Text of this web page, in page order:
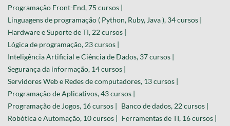
Programação Front-End, 75 cursos |
Linguagens de programação ( Python, Ruby, Java ), 34 cursos |
Hardware e Suporte de TI, 22 cursos |
Lógica de programação, 23 cursos |
Inteligência Artificial e Ciência de Dados, 37 cursos |
Segurança da informação, 14 cursos |
Servidores Web e Redes de computadores, 13 cursos |
Programação de Aplicativos, 43 cursos |
Programação de Jogos, 16 cursos | Banco de dados, 22 cursos |
Robótica e Automação, 10 cursos | Ferramentas de TI, 16 cursos |